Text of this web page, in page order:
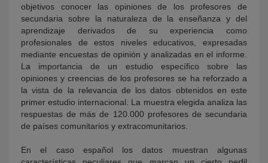
objetivos conocer las opiniones de los profesores de
secundaria sobre la naturaleza de la enseñanza y del
aprendizaje derivados de su experiencia como
profesionales de estos niveles educativos, expresadas
mediante encuestas de opinión y analizadas en el informe.
La importancia de un estudio específico sobre las
opiniones y creencias de los profesores se ha reforzado a
la vista de la relevancia de los datos obtenidos en este
primer estudio internacional. La muestra elegida analiza las
respuestas de más de 120.000 profesores de secundaria
de países comunitarios y extracomunitarios.
En el caso español los datos muestran algunas